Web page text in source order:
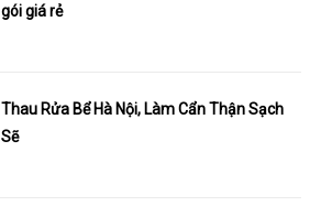
gói giá rẻ
Thau Rửa Bể Hà Nội, Làm Cẩn Thận Sạch
Sẽ